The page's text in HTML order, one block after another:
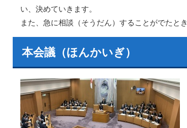
い、決めていきます。
また、急に相談（そうだん）することがでたと
本会議（ほんかいぎ）